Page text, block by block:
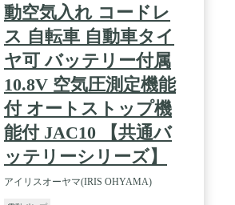
15分 / ※商品は、モニターによって
て見える場合があります。 ※仕様・
のため予告なく変更することがあり
動空気入れ コードレ
ス 自転車 自動車タイ
ヤ可 バッテリー付属
10.8V 空気圧測定機能
付 オートストップ機
能付 JAC10 【共通バ
ッテリーシリーズ】
アイリスオーヤマ(IRIS OHYAMA)